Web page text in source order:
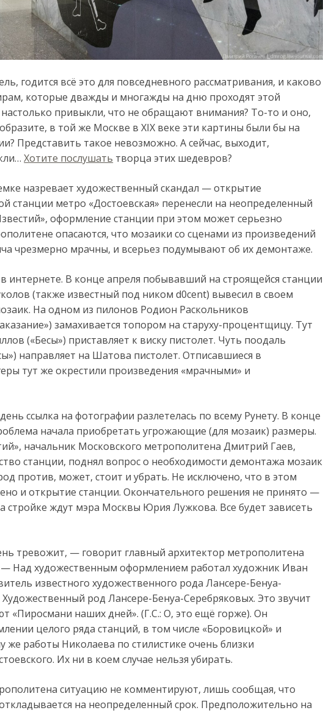
годится всё это для повседневного рассматривания, и каково
которые дважды и многажды на дню проходят этой
привыкли, что не обращают внимания? То-то и оно,
в той же Москве в XIX веке эти картины были бы на
Представить такое невозможно. А сейчас, выходит,
Хотите послушать творца этих шедевров?
назревает художественный скандал — открытие
станции метро «Достоевская» перенесли на неопределенный
оформление станции при этом может серьезно
опасаются, что мозаики со сценами из произведений
чрезмерно мрачны, и всерьез подумывают об их демонтаже.
интернете. В конце апреля побывавший на строящейся станции
(также известный под ником d0cent) вывесил в своем
На одном из пилонов Родион Раскольников
замахивается топором на старуху-процентщицу. Тут
(«Бесы») приставляет к виску пистолет. Чуть поодаль
направляет на Шатова пистолет. Отписавшиеся в
тут же окрестили произведения «мрачными» и
ссылка на фотографии разлетелась по всему Рунету. В конце
начала приобретать угрожающие (для мозаик) размеры.
начальник Московского метрополитена Дмитрий Гаев,
станции, поднял вопрос о необходимости демонтажа мозаик
против, может, стоит и убрать. Не исключено, что в этом
и открытие станции. Окончательного решения не принято —
стройке ждут мэра Москвы Юрия Лужкова. Все будет зависеть
тревожит, — говорит главный архитектор метрополитена
Над художественным оформлением работал художник Иван
известного художественного рода Лансере-Бенуа-
Художественный род Лансере-Бенуа-Серебряковых. Это звучит
«Пиросмани наших дней». (Г.С.: О, это ещё горже). Он
целого ряда станций, в том числе «Боровицкой» и
же работы Николаева по стилистике очень близки
Их ни в коем случае нельзя убирать.
ситуацию не комментируют, лишь сообщая, что
на неопределенный срок. Предположительно на